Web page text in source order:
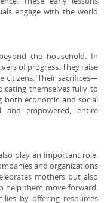
engage with the world
the household. In
of progress. They raise
citizens. Their sacrifices—
themselves fully to
economic and social
and empowered, entire
play an important role.
and organizations
mothers but also
help them move forward.
by offering resources